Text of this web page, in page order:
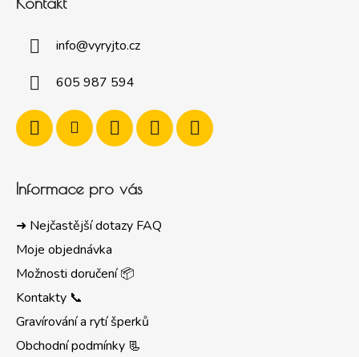
info@vyryjto.cz
605 987 594
Informace pro vás
➜ Nejčastější dotazy FAQ
Moje objednávka
Možnosti doručení 📦
Kontakty 📞
Gravírování a rytí šperků
Obchodní podmínky 📃